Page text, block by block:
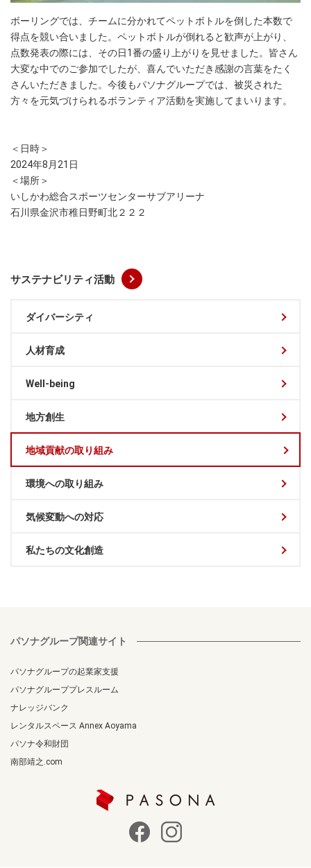
ボーリングでは、チームに分かれてペットボトルを倒した本数で
得点を競い合いました。ペットボトルが倒れると歓声が上がり、
点数発表の際には、その日1番の盛り上がりを見せました。皆さん
大変な中でのご参加でしたが、喜んでいただき感謝の言葉をたく
さんいただきました。今後もパソナグループでは、被災された
方々を元気づけられるボランティア活動を実施してまいります。
＜日時＞
2024年8月21日
＜場所＞
いしかわ総合スポーツセンターサブアリーナ
石川県金沢市稚日野町北２２２
サステナビリティ活動
ダイバーシティ
人材育成
Well-being
地方創生
地域貢献の取り組み
環境への取り組み
気候変動への対応
私たちの文化創造
パソナグループ関連サイト
パソナグループの起業家支援
パソナグループプレスルーム
ナレッジバンク
レンタルスペース Annex Aoyama
パソナ令和財団
南部靖之.com